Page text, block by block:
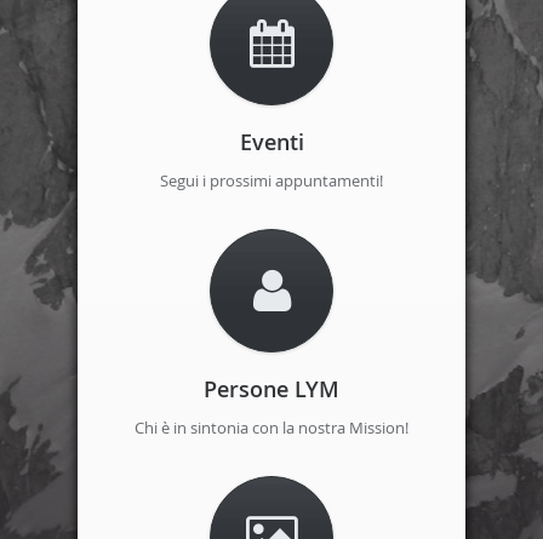
Eventi
Segui i prossimi appuntamenti!
Persone LYM
Chi è in sintonia con la nostra Mission!